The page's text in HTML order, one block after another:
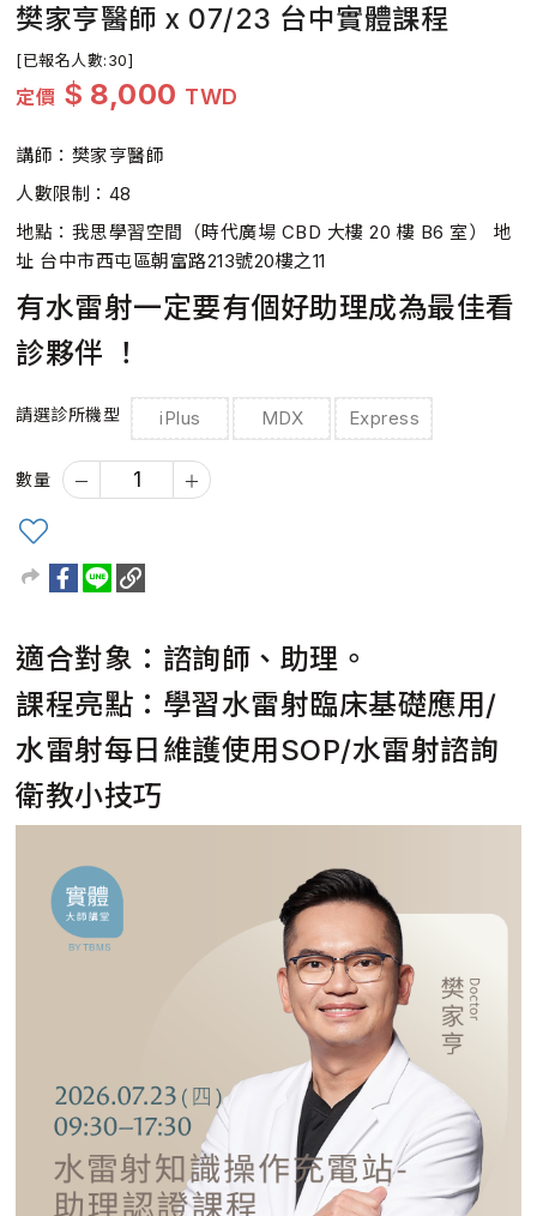
樊家亨醫師 x 07/23 台中實體課程
[已報名人數:30]
定價 $ 8,000 TWD
講師：樊家亨醫師
人數限制：48
地點：我思學習空間（時代廣場 CBD 大樓 20 樓 B6 室） 地
址 台中市西屯區朝富路213號20樓之11
有水雷射一定要有個好助理成為最佳看
診夥伴 ！
請選診所機型 iPlus MDX Express
數量
適合對象：諮詢師、助理。
課程亮點：學習水雷射臨床基礎應用/
水雷射每日維護使用SOP/水雷射諮詢
衛教小技巧